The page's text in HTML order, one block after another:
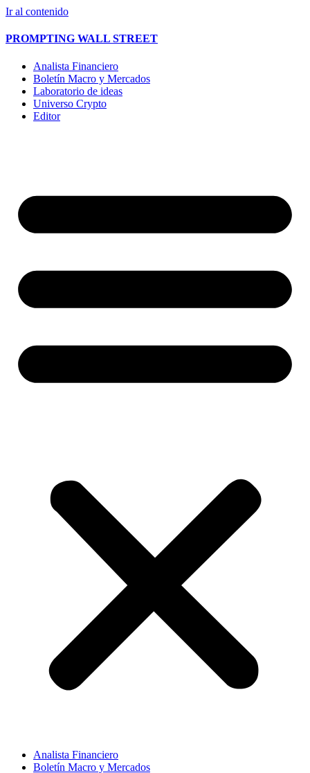
Ir al contenido
PROMPTING WALL STREET
Analista Financiero
Boletín Macro y Mercados
Laboratorio de ideas
Universo Crypto
Editor
Analista Financiero
Boletín Macro y Mercados